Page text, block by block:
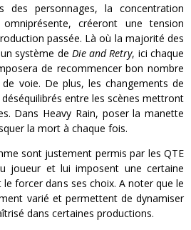
des personnages, la concentration
créeront une tension
passée. Là où la majorité des
système de Die and Retry, ici chaque
de recommencer bon nombre
voie. De plus, les changements de
entre les scènes mettront
Dans Heavy Rain, poser la manette
la mort à chaque fois.
sont justement permis par les QTE
joueur et lui imposent une certaine
forcer dans ses choix. A noter que le
varié et permettent de dynamiser
dans certaines productions.